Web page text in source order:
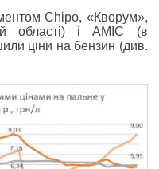
Chipo, «Кворум»,
області) і AMIC (в
ціни на бензин (див.